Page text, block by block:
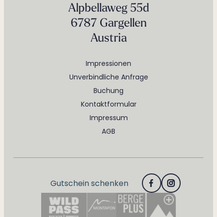
Impressionen
Unverbindliche Anfrage
Buchung
Kontaktformular
Impressum
AGB
Alpbellaweg 55d
6787 Gargellen
Austria
Gutschein schenken